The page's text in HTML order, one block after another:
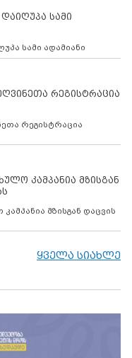
სამი
სამი ადამიანი
რეგისტრაცია
რეგისტრაცია
კამპანია მზისგან
მზისგან დაცვის
ყველა სიახლე